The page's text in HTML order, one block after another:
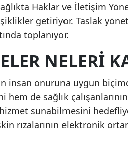
Eskişehir
Gaziantep
Giresun
Gümüşhane
Hakkari
Hatay
Haklar ve İletişim
getiriyor. Taslak
toplanıyor.
NELERI
insan onuruna uygun
de sağlık
sunabilmesini
rızalarının elektronik